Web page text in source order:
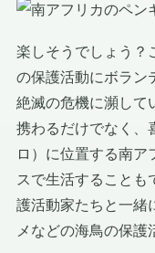
楽しそうでしょう？
の保護活動にボラン
絶滅の危機に瀕して
携わるだけでなく
ロ）に位置する南
スで生活することも
護活動家たちと一緒
メなどの海鳥の保護